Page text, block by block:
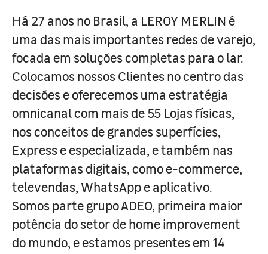
Há 27 anos no Brasil, a LEROY MERLIN é
uma das mais importantes redes de varejo,
focada em soluções completas para o lar.
Colocamos nossos Clientes no centro das
decisões e oferecemos uma estratégia
omnicanal com mais de 55 Lojas físicas,
nos conceitos de grandes superfícies,
Express e especializada, e também nas
plataformas digitais, como e-commerce,
televendas, WhatsApp e aplicativo.
Somos parte grupo ADEO, primeira maior
potência do setor de home improvement
do mundo, e estamos presentes em 14